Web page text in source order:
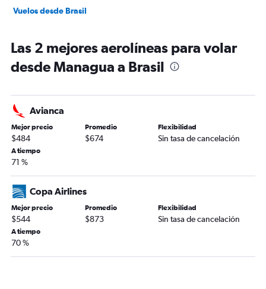
Vuelos desde Brasil
Las 2 mejores aerolíneas para volar
desde Managua a Brasil
Avianca
Mejor precio
$484
Promedio
$674
Flexibilidad
Sin tasa de cancelación
A tiempo
71 %
Copa Airlines
Mejor precio
$544
Promedio
$873
Flexibilidad
Sin tasa de cancelación
A tiempo
70 %